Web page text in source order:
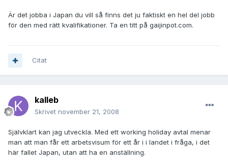
Är det jobba i Japan du vill så finns det ju faktiskt en hel del jobb
för den med rätt kvalifikationer. Ta en titt på gaijinpot.com.
Citat
kalleb
Skrivet november 21, 2008
Självklart kan jag utveckla. Med ett working holiday avtal menar
man att man får ett arbetsvisum för ett år i i landet i fråga, i det
här fallet Japan, utan att ha en anställning.